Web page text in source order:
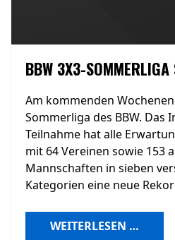
BBW 3X3-SOMMERLIGA
Am kommenden
Sommerliga des BBW. Das
Teilnahme hat alle
mit 64 Vereinen sowie 153
Mannschaften in sieben
Kategorien eine neue
WEITERLESEN …